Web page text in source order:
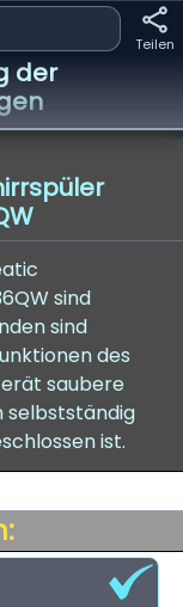
Teilen
der
sind
sind
des
saubere
selbstständig
ist.